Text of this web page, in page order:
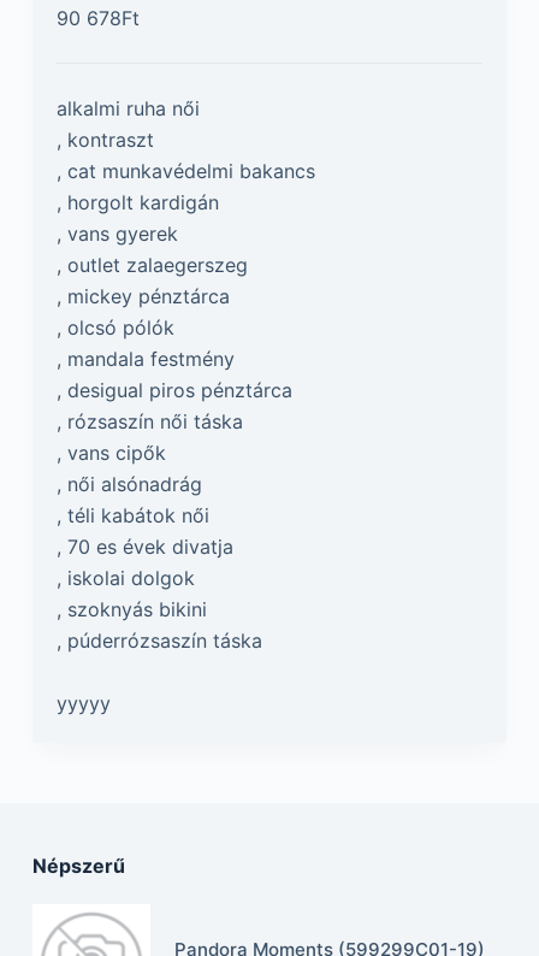
90 678Ft
alkalmi ruha női
, kontraszt
, cat munkavédelmi bakancs
, horgolt kardigán
, vans gyerek
, outlet zalaegerszeg
, mickey pénztárca
, olcsó pólók
, mandala festmény
, desigual piros pénztárca
, rózsaszín női táska
, vans cipők
, női alsónadrág
, téli kabátok női
, 70 es évek divatja
, iskolai dolgok
, szoknyás bikini
, púderrózsaszín táska
yyyyy
Népszerű
Pandora Moments (599299C01-19)